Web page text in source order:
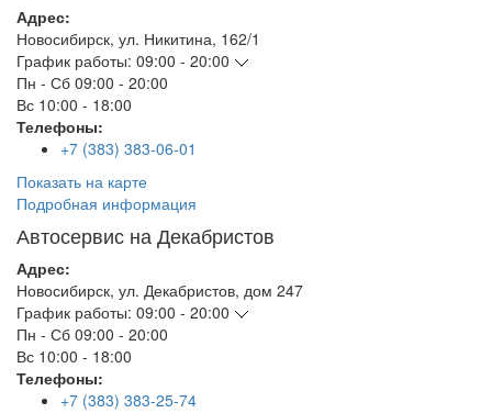
Адрес:
Новосибирск, ул. Никитина, 162/1
График работы: 09:00 - 20:00
Пн - Сб 09:00 - 20:00
Вс 10:00 - 18:00
Телефоны:
+7 (383) 383-06-01
Показать на карте
Подробная информация
Автосервис на Декабристов
Адрес:
Новосибирск, ул. Декабристов, дом 247
График работы: 09:00 - 20:00
Пн - Сб 09:00 - 20:00
Вс 10:00 - 18:00
Телефоны:
+7 (383) 383-25-74